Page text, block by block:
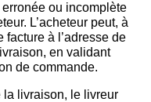
ou incomplète
L’acheteur peut, à
facture à l’adresse de
en validant
de commande.
la livraison, le livreur